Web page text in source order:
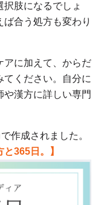
肢になるでしょ
合う処方も変わり
アに加えて、からだ
ください。自分に
漢方に詳しい専門
作成されました。
365日。】